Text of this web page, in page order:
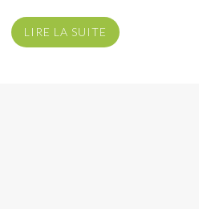
LIRE LA SUITE